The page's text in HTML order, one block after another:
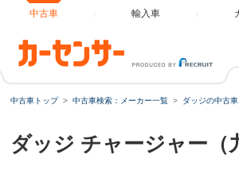
中古車 輸入車
中古車トップ 中古車検索：メーカー一覧 ダッジの中古車
ダッジ チャージャー（